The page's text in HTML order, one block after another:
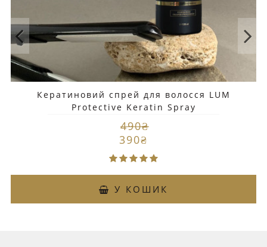
Кератиновий спрей для волосся LUM
Protective Keratin Spray
490₴
390₴
У КОШИК